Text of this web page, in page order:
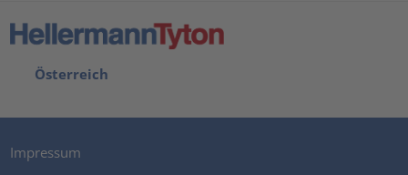
Österreich
Impressum